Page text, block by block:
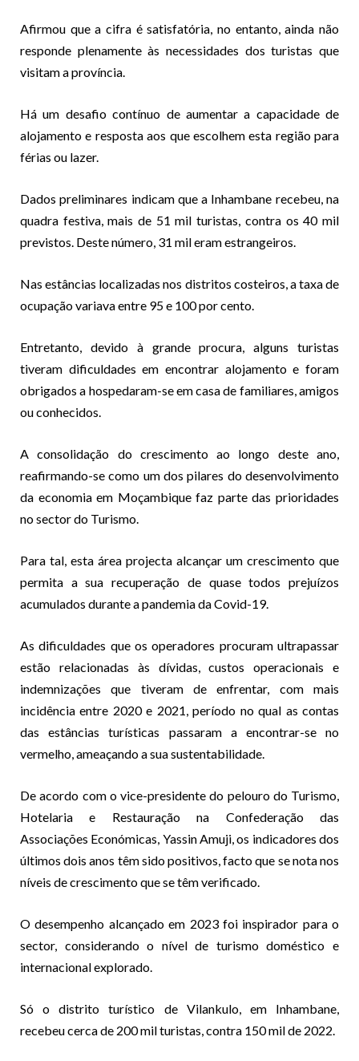
Afirmou que a cifra é satisfatória, no entanto, ainda não
responde plenamente às necessidades dos turistas que
visitam a província.
Há um desafio contínuo de aumentar a capacidade de
alojamento e resposta aos que escolhem esta região para
férias ou lazer.
Dados preliminares indicam que a Inhambane recebeu, na
quadra festiva, mais de 51 mil turistas, contra os 40 mil
previstos. Deste número, 31 mil eram estrangeiros.
Nas estâncias localizadas nos distritos costeiros, a taxa de
ocupação variava entre 95 e 100 por cento.
Entretanto, devido à grande procura, alguns turistas
tiveram dificuldades em encontrar alojamento e foram
obrigados a hospedaram-se em casa de familiares, amigos
ou conhecidos.
A consolidação do crescimento ao longo deste ano,
reafirmando-se como um dos pilares do desenvolvimento
da economia em Moçambique faz parte das prioridades
no sector do Turismo.
Para tal, esta área projecta alcançar um crescimento que
permita a sua recuperação de quase todos prejuízos
acumulados durante a pandemia da Covid-19.
As dificuldades que os operadores procuram ultrapassar
estão relacionadas às dívidas, custos operacionais e
indemnizações que tiveram de enfrentar, com mais
incidência entre 2020 e 2021, período no qual as contas
das estâncias turísticas passaram a encontrar-se no
vermelho, ameaçando a sua sustentabilidade.
De acordo com o vice-presidente do pelouro do Turismo,
Hotelaria e Restauração na Confederação das
Associações Económicas, Yassin Amuji, os indicadores dos
últimos dois anos têm sido positivos, facto que se nota nos
níveis de crescimento que se têm verificado.
O desempenho alcançado em 2023 foi inspirador para o
sector, considerando o nível de turismo doméstico e
internacional explorado.
Só o distrito turístico de Vilankulo, em Inhambane,
recebeu cerca de 200 mil turistas, contra 150 mil de 2022.